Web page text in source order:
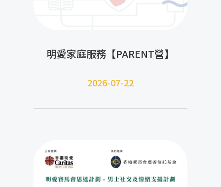
明愛家庭服務【PARENT營】
2026-07-22